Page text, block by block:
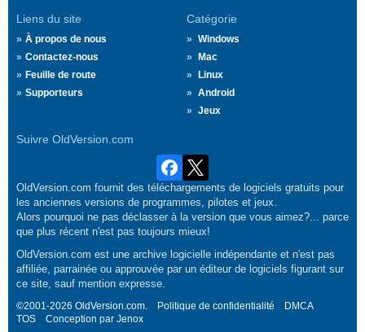
Liens du site
À propos de nous
Contactez-nous
Feuille de route
Supporteurs
Catégorie
Windows
Mac
Linux
Android
Jeux
Suivre OldVersion.com
OldVersion.com fournit des téléchargements de logiciels gratuits pour
les anciennes versions de programmes, pilotes et jeux.
Alors pourquoi ne pas déclasser à la version que vous aimez?... parce
que plus récent n'est pas toujours mieux!
OldVersion.com est une archive logicielle indépendante et n'est pas
affiliée, parrainée ou approuvée par un éditeur de logiciels figurant sur
ce site, sauf mention expresse.
©2001-2026 OldVersion.com. Politique de confidentialité
DMCA
TOS
Conception par Jenox